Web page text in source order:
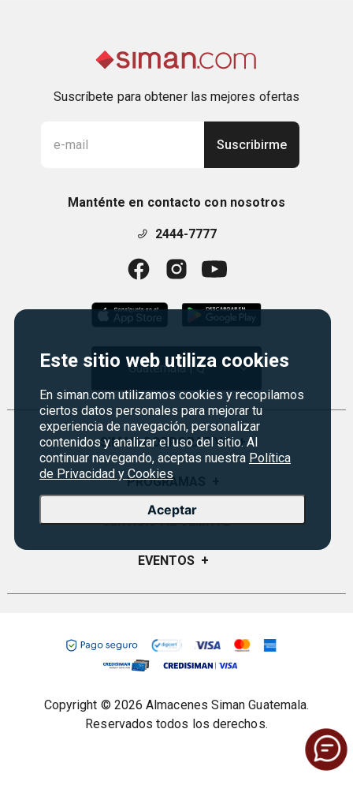
Este sitio web utiliza cookies
En siman.com utilizamos cookies y recopilamos
ciertos datos personales para mejorar tu
experiencia de navegación, personalizar
contenidos y analizar el uso del sitio. Al
continuar navegando, aceptas nuestra Política
de Privacidad y Cookies
Aceptar
Suscríbete para obtener las mejores ofertas
Suscribirme
Manténte en contacto con nosotros
2444-7777
Guatemala | Q
SIMAN CORPORATIVO +
Quiénes Somos
Visión y Misión
Sucursales
PROGRAMAS
Monedero
Credisiman
SERVICIO AL CLIENTE +
Preguntas Frecuentes
Seguridad del sitio
Política de Privacidad
Términos legales
EVENTOS +
Rebajas
Copyright © 2026 Almacenes Siman Guatemala.
Reservados todos los derechos.